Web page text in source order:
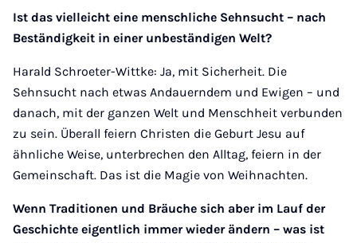
Ist das vielleicht eine menschliche Sehnsucht – nach
Beständigkeit in einer unbeständigen Welt?
Harald Schroeter-Wittke: Ja, mit Sicherheit. Die
Sehnsucht nach etwas Andauerndem und Ewigen – und
danach, mit der ganzen Welt und Menschheit verbunden
zu sein. Überall feiern Christen die Geburt Jesu auf
ähnliche Weise, unterbrechen den Alltag, feiern in der
Gemeinschaft. Das ist die Magie von Weihnachten.
Wenn Traditionen und Bräuche sich aber im Lauf der
Geschichte eigentlich immer wieder ändern – was ist